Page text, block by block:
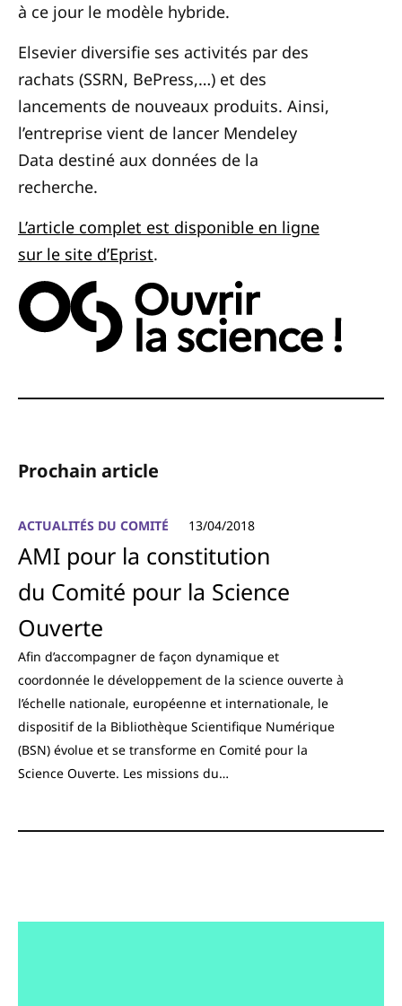
à ce jour le modèle hybride.
Elsevier diversifie ses activités par des
rachats (SSRN, BePress,…) et des
lancements de nouveaux produits. Ainsi,
l’entreprise vient de lancer Mendeley
Data destiné aux données de la
recherche.
L’article complet est disponible en ligne
sur le site d’Eprist.
Prochain article
ACTUALITÉS DU COMITÉ 13/04/2018
AMI pour la constitution
du Comité pour la Science
Ouverte
Afin d’accompagner de façon dynamique et
coordonnée le développement de la science ouverte à
l’échelle nationale, européenne et internationale, le
dispositif de la Bibliothèque Scientifique Numérique
(BSN) évolue et se transforme en Comité pour la
Science Ouverte. Les missions du…